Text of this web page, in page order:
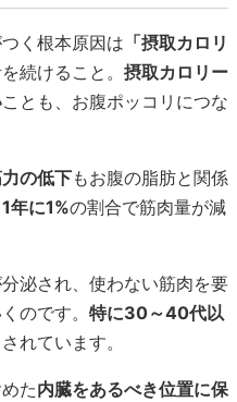
く根本原因は 「摂取カロリ
続けること。 摂取カロリー
ことも、お腹ポッコリにつな
の低下もお腹の脂肪と関係
1年に1%の割合で筋肉量が減
泌され、使わない筋肉を要
のです。 特に30～40代以
れています。
た内臓をあるべき位置に保